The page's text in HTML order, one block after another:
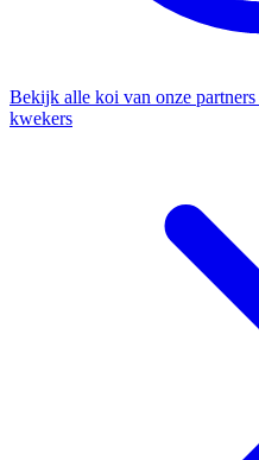
Bekijk alle koi van onze partners
kwekers